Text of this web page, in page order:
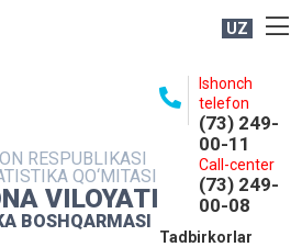
UZ
RESPUBLIKASI
QO‘MITASI
VILOYATI
BOSHQARMASI
Ishonch
telefon
(73) 249-
00-11
Call-center
(73) 249-
00-08
Tadbirkorlar
NASHRLAR
XIZMATLAR
XIZMATI